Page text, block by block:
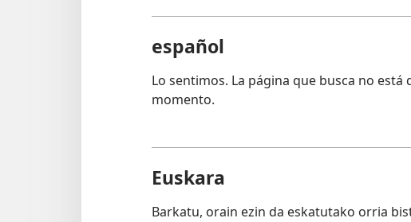
español
Lo sentimos. La página que busca no está
momento.
Euskara
Barkatu, orain ezin da eskatutako orria